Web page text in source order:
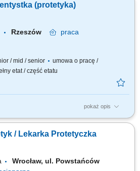
lata szkolenia specjalizacyjnego),
w zakresie protetyki, empatia – Ty
(protetyka)
Rzeszów
praca
/ mid / senior
umowa o pracę /
etat / część etatu
pokaż opis
wykształcenie kierunkowe -
ostatnie lata szkolenia specjalizacyjnego),
w zakresie protetyki, empatia – Ty
/ Lekarka Protetyczka
Wrocław, ul. Powstańców